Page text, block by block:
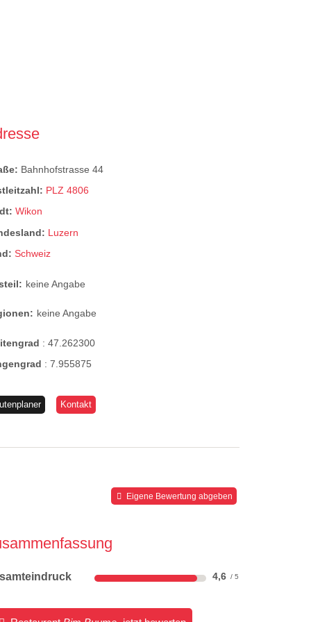
Bahnhofstrasse 44
PLZ 4806
Wikon
Luzern
Schweiz
keine Angabe
keine Angabe
:47.262300
:7.955875
Kontakt
Eigene Bewertung abgeben
4,6